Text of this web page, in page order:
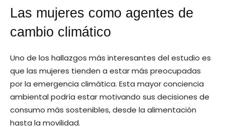
Las mujeres como agentes de
cambio climático
Uno de los hallazgos más interesantes del estudio es
que las mujeres tienden a estar más preocupadas
por la emergencia climática. Esta mayor conciencia
ambiental podría estar motivando sus decisiones de
consumo más sostenibles, desde la alimentación
hasta la movilidad.